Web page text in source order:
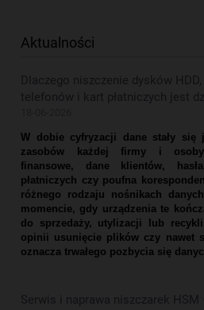
Aktualności
Dlaczego niszczenie dysków HDD,
telefonów i kart płatniczych jest
W dobie cyfryzacji dane stały się
zasobów każdej firmy i osoby
finansowe, dane klientów,
płatniczych czy poufna
różnego rodzaju nośnikach
momencie, gdy urządzenia te
do sprzedaży, utylizacji lub
opinii usunięcie plików czy nawet
oznacza trwałego pozbycia się
Serwis i naprawa niszczarek